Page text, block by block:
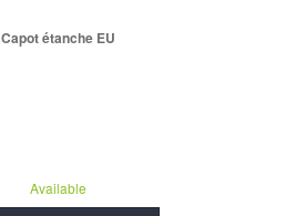
Capot étanche EU
Available